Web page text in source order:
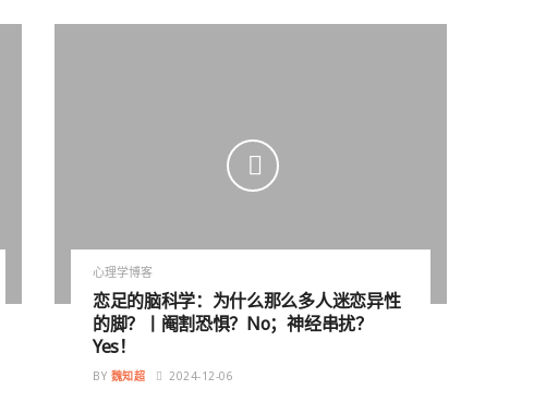
心理学博客
恋足的脑科学：为什么那么多人迷恋异性
的脚？丨阉割恐惧？No；神经串扰？
Yes！
BY 魏知超 2024-12-06